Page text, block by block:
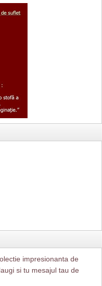
impresionanta de
si tu mesajul tau de